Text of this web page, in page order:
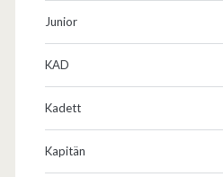
Junior
KAD
Kadett
Kapitän